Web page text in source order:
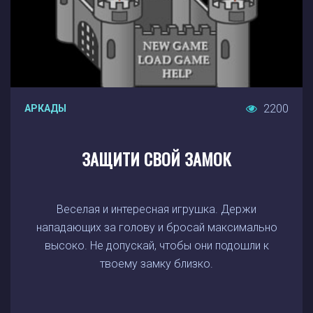
АРКАДЫ 2200
ЗАЩИТИ СВОЙ ЗАМОК
Веселая и интересная игрушка. Держи
нападающих за голову и бросай максимально
высоко. Не допускай, чтобы они подошли к
твоему замку близко.